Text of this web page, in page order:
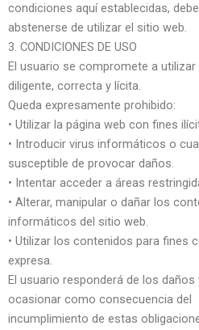
condiciones aquí establecidas,
abstenerse de utilizar el sitio web.
3. CONDICIONES DE USO
El usuario se compromete a
diligente, correcta y lícita.
Queda expresamente prohibido:
• Utilizar la página web con fines
• Introducir virus informáticos o
susceptible de provocar daños.
• Intentar acceder a áreas
• Alterar, manipular o dañar los
informáticos del sitio web.
• Utilizar los contenidos para fines
expresa.
El usuario responderá de los
ocasionar como consecuencia del
incumplimiento de estas